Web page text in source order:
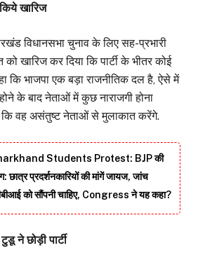
खारिज
विधानसभा चुनाव के लिए सह-प्रभारी
को खारिज कर दिया कि पार्टी के भीतर कोई
कि भाजपा एक बड़ा राजनीतिक दल है, ऐसे में
होने के बाद नेताओं में कुछ नाराजगी होना
कि वह असंतुष्ट नेताओं से मुलाकात करेंगे.
Students Protest: BJP की
छात्र प्रदर्शनकारियों की मांगें जायज, जांच
को सौंपनी चाहिए, Congress ने यह कहा?
ने छोड़ी पार्टी